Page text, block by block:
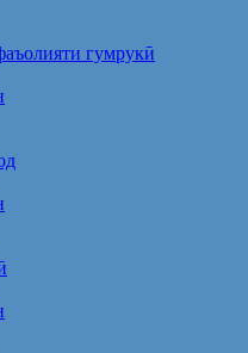
гумрукӣ